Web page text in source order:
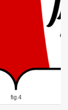
fig.4